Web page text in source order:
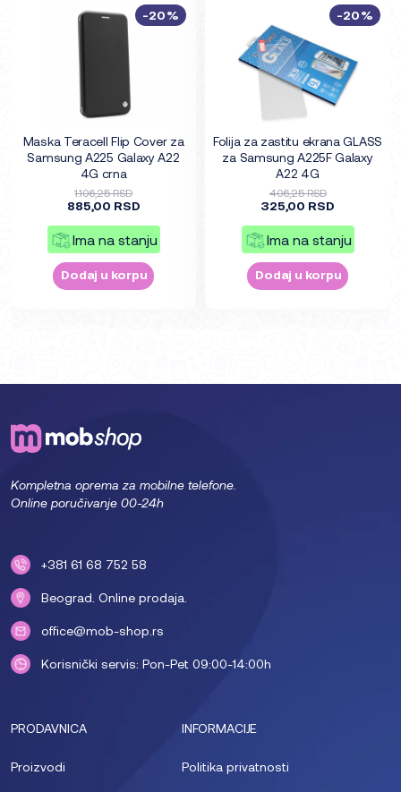
Maska Teracell Flip Cover za
Samsung A225 Galaxy A22
4G crna
1.106,25 RSD
885,00 RSD
Ima na stanju
Dodaj u korpu
-20%
Folija za zastitu ekrana GLASS
za Samsung A225F Galaxy
A22 4G
406,25 RSD
325,00 RSD
Ima na stanju
Dodaj u korpu
-20%
Kompletna oprema za mobilne telefone.
Online poručivanje 00-24h
+381 61 68 752 58
Beograd. Online prodaja.
office@mob-shop.rs
Korisnički servis: Pon-Pet 09:00-14:00h
PRODAVNICA
Proizvodi
INFORMACIJE
Politika privatnosti